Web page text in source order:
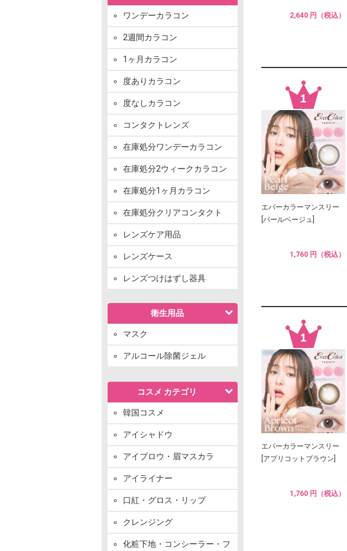
ワンデーカラコン
2週間カラコン
1ヶ月カラコン
度ありカラコン
度なしカラコン
コンタクトレンズ
在庫処分ワンデーカラコン
在庫処分2ウィークカラコン
在庫処分1ヶ月カラコン
在庫処分クリアコンタクト
レンズケア用品
レンズケース
レンズつけはずし器具
衛生用品
マスク
アルコール除菌ジェル
コスメ カテゴリ
韓国コスメ
アイシャドウ
アイブロウ・眉マスカラ
アイライナー
口紅・グロス・リップ
クレンジング
化粧下地・コンシーラー・フ
2,640 円（税込）
エバーカラーマンスリー
[パールベージュ]
1,760 円（税込）
エバーカラーマンスリー
[アプリコットブラウン]
1,760 円（税込）